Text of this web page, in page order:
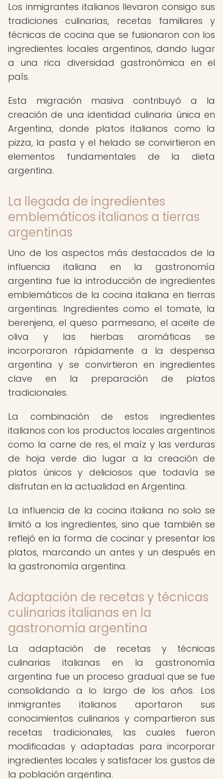
Los inmigrantes italianos llevaron consigo sus
tradiciones culinarias, recetas familiares y
técnicas de cocina que se fusionaron con los
ingredientes locales argentinos, dando lugar
a una rica diversidad gastronómica en el
país.
Esta migración masiva contribuyó a la
creación de una identidad culinaria única en
Argentina, donde platos italianos como la
pizza, la pasta y el helado se convirtieron en
elementos fundamentales de la dieta
argentina.
La llegada de ingredientes
emblemáticos italianos a tierras
argentinas
Uno de los aspectos más destacados de la
influencia italiana en la gastronomía
argentina fue la introducción de ingredientes
emblemáticos de la cocina italiana en tierras
argentinas. Ingredientes como el tomate, la
berenjena, el queso parmesano, el aceite de
oliva y las hierbas aromáticas se
incorporaron rápidamente a la despensa
argentina y se convirtieron en ingredientes
clave en la preparación de platos
tradicionales.
La combinación de estos ingredientes
italianos con los productos locales argentinos
como la carne de res, el maíz y las verduras
de hoja verde dio lugar a la creación de
platos únicos y deliciosos que todavía se
disfrutan en la actualidad en Argentina.
La influencia de la cocina italiana no solo se
limitó a los ingredientes, sino que también se
reflejó en la forma de cocinar y presentar los
platos, marcando un antes y un después en
la gastronomía argentina.
Adaptación de recetas y técnicas
culinarias italianas en la
gastronomía argentina
La adaptación de recetas y técnicas
culinarias italianas en la gastronomía
argentina fue un proceso gradual que se fue
consolidando a lo largo de los años. Los
inmigrantes italianos aportaron sus
conocimientos culinarios y compartieron sus
recetas tradicionales, las cuales fueron
modificadas y adaptadas para incorporar
ingredientes locales y satisfacer los gustos de
la población argentina.